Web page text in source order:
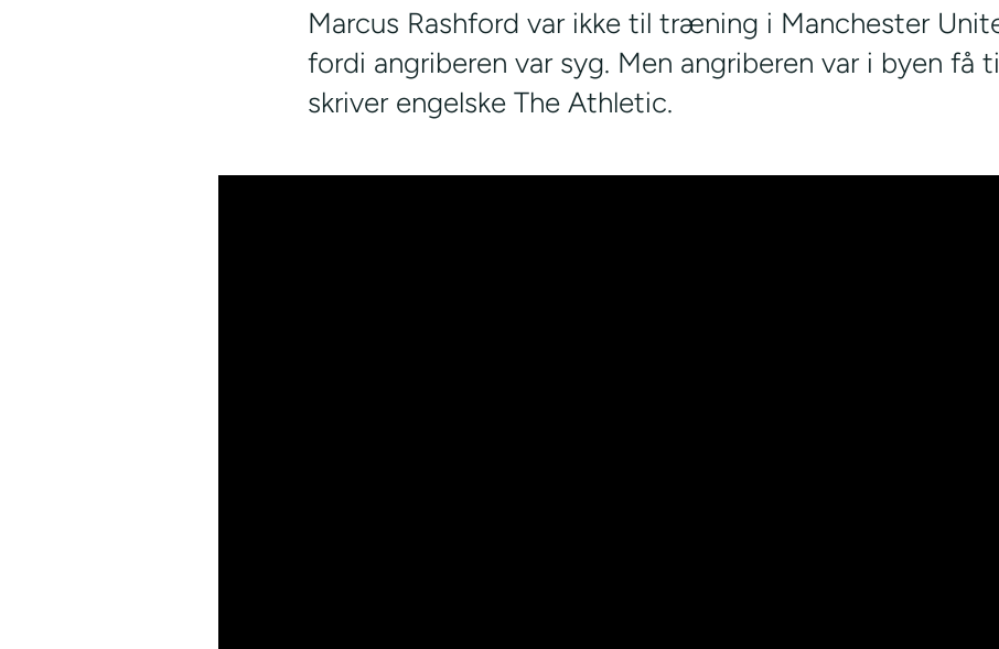
Marcus Rashford var ikke til træning i Manchester
fordi angriberen var syg. Men angriberen var i byen få
skriver engelske The Athletic.